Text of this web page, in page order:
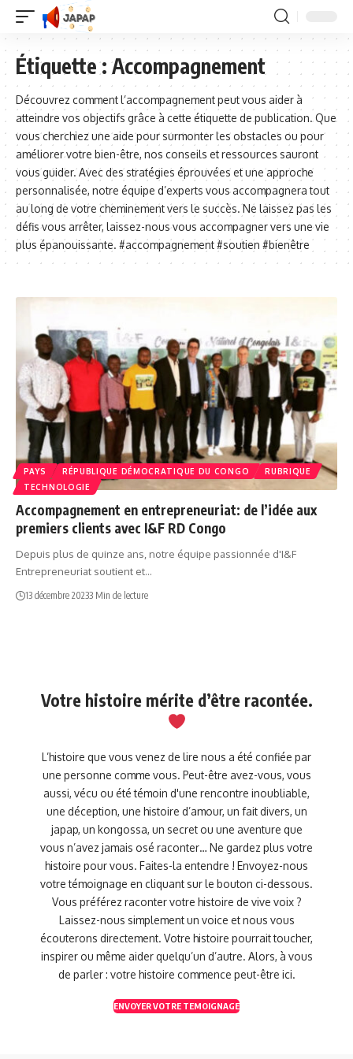
Étiquette :Accompagnement
Découvrez comment l’accompagnement peut vous aider à
atteindre vos objectifs grâce à cette étiquette de publication. Que
vous cherchiez une aide pour surmonter les obstacles ou pour
améliorer votre bien-être, nos conseils et ressources sauront
vous guider. Avec des stratégies éprouvées et une approche
personnalisée, notre équipe d’experts vous accompagnera tout
au long de votre cheminement vers le succès. Ne laissez pas les
défis vous arrêter, laissez-nous vous accompagner vers une vie
plus épanouissante. #accompagnement #soutien #bienêtre
PAYS RÉPUBLIQUE DÉMOCRATIQUE DU CONGO
RUBRIQUE
TECHNOLOGIE
Accompagnement en entrepreneuriat: de l’idée aux
premiers clients avec I&F RD Congo
Depuis plus de quinze ans, notre équipe passionnée d'I&F
Entrepreneuriat soutient et…
13 décembre 20233 Min de lecture
Votre histoire mérite d’être racontée.
L’histoire que vous venez de lire nous a été confiée par
une personne comme vous. Peut-être avez-vous, vous
aussi, vécu ou été témoin d'une rencontre inoubliable,
une déception, une histoire d’amour, un fait divers, un
japap, un kongossa, un secret ou une aventure que
vous n’avez jamais osé raconter… Ne gardez plus votre
histoire pour vous. Faites-la entendre ! Envoyez-nous
votre témoignage en cliquant sur le bouton ci-dessous.
Vous préférez raconter votre histoire de vive voix ?
Laissez-nous simplement un voice et nous vous
écouterons directement. Votre histoire pourrait toucher,
inspirer ou même aider quelqu’un d’autre. Alors, à vous
de parler : votre histoire commence peut-être ici.
ENVOYER VOTRE TEMOIGNAGE